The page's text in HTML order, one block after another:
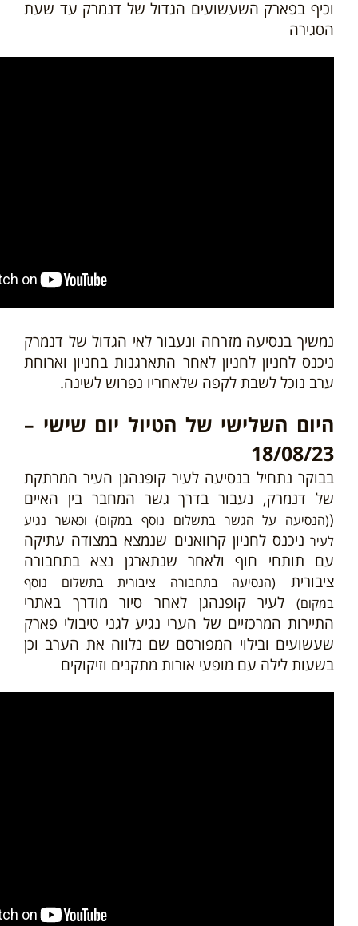
וכיף בפארק השעשועים הגדול של דנמרק עד שעת
הסגירה
נמשיך בנסיעה מזרחה ונעבור לאי הגדול של דנמרק
ניכנס לחניון לחניוןלאחר התארגנות בחניון וארוחת
ערב נוכל לשבת לקפה שלאחריו נפרוש לשינה.
היום השלישי של הטיול יום שישי –
18/08/23
בבוקר נתחיל בנסיעה לעיר קופנהגן העיר המרתקת
של דנמרק, נעבור בדרך גשר המחבר בין האיים
((הנסיעה על הגשר בתשלום נוסף במקום) וכאשר נגיע
לעיר ניכנס לחניון קרוואנים שנמצא במצודה עתיקה
עם תותחי חוף ולאחר שנתארגן נצא בתחבורה
ציבורית
(הנסיעה בתחבורה ציבורית בתשלום נוסף
במקום) לעיר קופנהגן לאחר סיור מודרך באתרי
התיירות המרכזיים של הערי נגיע לגני טיבולי פארק
שעשועים ובילוי המפורסם שם נלווה את הערב וכן
בשעות לילה עם מופעי אורות מתקנים וזיקוקים